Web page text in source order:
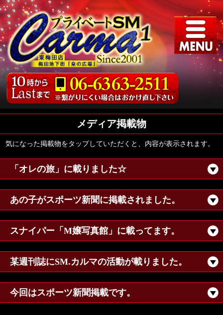
メディア掲載物
気になった掲載物をタップしていただくと、内容が表示されます。
「オレの旅」に載りました☆
あの子がスポーツ新聞に掲載されました。
スナイパー「M嬢写真館」に載ってます。
某週刊誌にSM.カルマの活動が載りました。
今回はスポーツ新聞掲載です。